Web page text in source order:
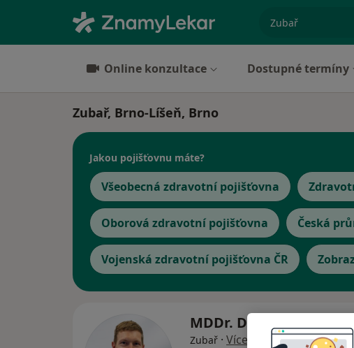
specializace,
Online konzultace Dostupné termíny
Zubař, Brno-Líšeň, Brno
Jakou pojišťovnu máte?
Všeobecná zdravotní pojišťovna
Oborová zdravotní pojišťovna Česká
Vojenská zdravotní pojišťovna ČR
MDDr. David Richtr
Zubař · Více